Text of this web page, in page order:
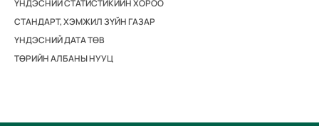
ҮНДЭСНИЙ СТАТИСТИКИЙН ХОРОО
СТАНДАРТ, ХЭМЖИЛ ЗҮЙН ГАЗАР
ҮНДЭСНИЙ ДАТА ТӨВ
ТӨРИЙН АЛБАНЫ НУУЦ